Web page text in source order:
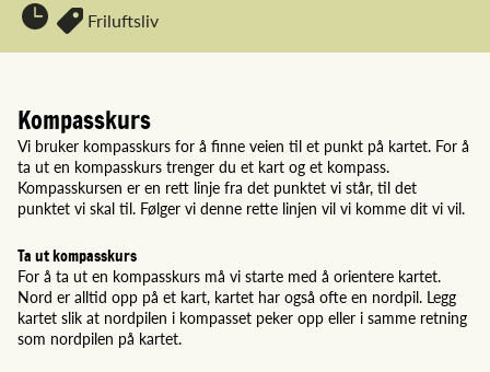
Friluftsliv
Kompasskurs
Vi bruker kompasskurs for å finne veien til et punkt på kartet. For å
ta ut en kompasskurs trenger du et kart og et kompass.
Kompasskursen er en rett linje fra det punktet vi står, til det
punktet vi skal til. Følger vi denne rette linjen vil vi komme dit vi vil.
Ta ut kompasskurs
For å ta ut en kompasskurs må vi starte med å orientere kartet.
Nord er alltid opp på et kart, kartet har også ofte en nordpil. Legg
kartet slik at nordpilen i kompasset peker opp eller i samme retning
som nordpilen på kartet.